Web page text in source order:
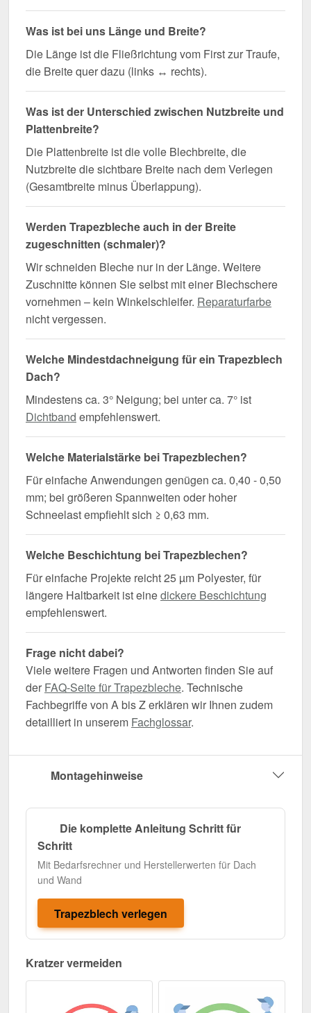
Was ist bei uns Länge und Breite?
Die Länge ist die Fließrichtung vom First zur Traufe,
die Breite quer dazu (links ↔ rechts).
Was ist der Unterschied zwischen Nutzbreite und
Plattenbreite?
Die Plattenbreite ist die volle Blechbreite, die
Nutzbreite die sichtbare Breite nach dem Verlegen
(Gesamtbreite minus Überlappung).
Werden Trapezbleche auch in der Breite
zugeschnitten (schmaler)?
Wir schneiden Bleche nur in der Länge. Weitere
Zuschnitte können Sie selbst mit einer Blechschere
vornehmen – kein Winkelschleifer. Reparaturfarbe
nicht vergessen.
Welche Mindestdachneigung für ein Trapezblech
Dach?
Mindestens ca. 3° Neigung; bei unter ca. 7° ist
Dichtband empfehlenswert.
Welche Materialstärke bei Trapezblechen?
Für einfache Anwendungen genügen ca. 0,40 - 0,50
mm; bei größeren Spannweiten oder hoher
Schneelast empfiehlt sich ≥ 0,63 mm.
Welche Beschichtung bei Trapezblechen?
Für einfache Projekte reicht 25 µm Polyester, für
längere Haltbarkeit ist einedickere Beschichtung
empfehlenswert.
Frage nicht dabei?
Viele weitere Fragen und Antworten finden Sie auf
der FAQ-Seite für Trapezbleche. Technische
Fachbegriffe von A bis Z erklären wir Ihnen zudem
detailliert in unserem Fachglossar.
Montagehinweise
Die komplette Anleitung Schritt für
Schritt
Mit Bedarfsrechner und Herstellerwerten für Dach
und Wand
Trapezblech verlegen
Kratzer vermeiden